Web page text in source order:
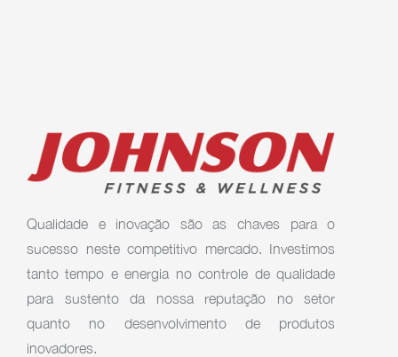
Qualidade e inovação são as chaves para o
sucesso neste competitivo mercado. Investimos
tanto tempo e energia no controle de qualidade
para sustento da nossa reputação no setor
quanto no desenvolvimento de produtos
inovadores.